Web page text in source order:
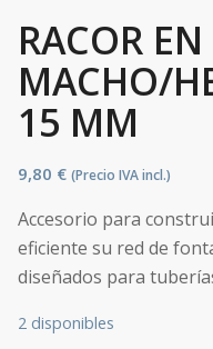
RACOR
MACHO/
15 MM
9,80 € (Precio IVA incl.)
Accesorio para
eficiente su red de
diseñados para
2 disponibles